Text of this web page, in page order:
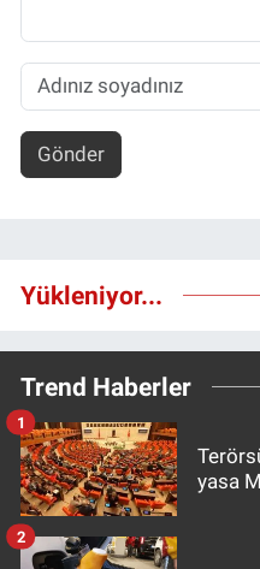
Gönder
Yükleniyor...
Trend Haberler
yasa
1
2